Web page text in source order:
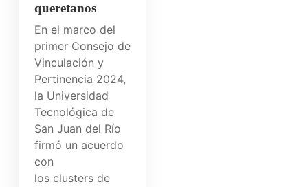
queretanos
En el marco del
primer Consejo de
Vinculación y
Pertinencia 2024,
la Universidad
Tecnológica de
San Juan del Río
firmó un acuerdo
con
los clusters de